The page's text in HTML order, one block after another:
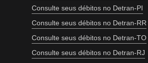
Consulte seus débitos no Detran-PI
Consulte seus débitos no Detran-RR
Consulte seus débitos no Detran-TO
Consulte seus débitos no Detran-RJ